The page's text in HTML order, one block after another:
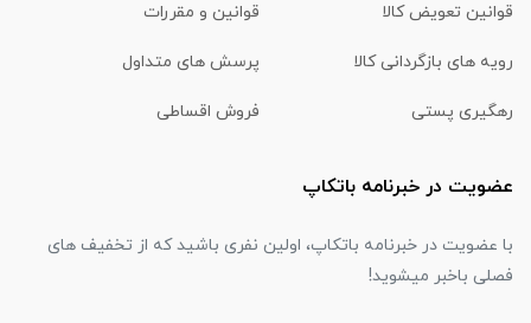
قوانین تعویض کالا قوانین و مقررات
رویه های بازگردانی کالا پرسش های متداول
رهگیری پستی فروش اقساطی
عضویت در خبرنامه باتکاپ
با عضویت در خبرنامه باتکاپ، اولین نفری باشید که از تخفیف های
فصلی باخبر میشوید!